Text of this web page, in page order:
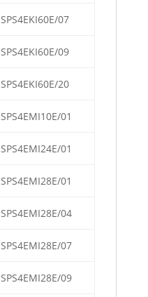
SPS4EKI60E/07
SPS4EKI60E/09
SPS4EKI60E/20
SPS4EMI10E/01
SPS4EMI24E/01
SPS4EMI28E/01
SPS4EMI28E/04
SPS4EMI28E/07
SPS4EMI28E/09